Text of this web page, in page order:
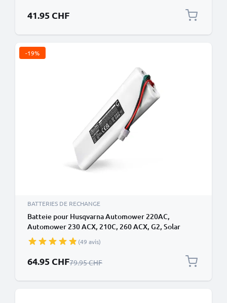
41.95 CHF
-19%
BATTERIES DE RECHANGE
Batteie pour Husqvarna Automower 220AC,
Automower 230 ACX, 210C, 260 ACX, G2, Solar
Hybrid, Solarmower 1996 (535120902, 535120901)
3Ah de CELLONIC
(49 avis)
Prix spécial
64.95 CHFPrix normal
79.95 CHF